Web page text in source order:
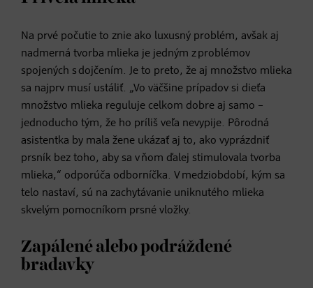
Na prvé počutie to znie ako luxusný problém, avšak aj
nadmerná tvorba mlieka je jedným z problémov
spojených s dojčením. Je to preto, že aj množstvo mlieka
sa najprv musí ustáliť. „Vo väčšine prípadov si dieťa
množstvo mlieka reguluje celkom dobre aj samo –
jednoducho tým, že ho príliš veľa nevypije. Pôrodná
asistentka by mala žene ukázať aj to, ako vyprázdniť
prsník bez toho, aby sa v ňom ďalej stimulovala tvorba
mlieka,“ odporúča odborníčka. V medziobdobí, kým sa
telo nastaví, sú na zachytávanie uniknutého mlieka
skvelým pomocníkom prsné vložky.
Zapálené alebo podráždené
bradavky